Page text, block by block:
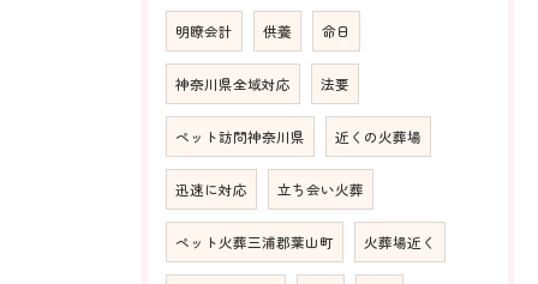
明瞭会計 供養 命日
神奈川県全域対応 法要
ペット訪問神奈川県 近くの火葬場
迅速に対応 立ち会い火葬
ペット火葬三浦郡葉山町 火葬場近く